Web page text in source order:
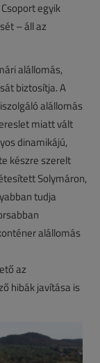
egyik
– áll az
alállomás,
biztosítja. A
alállomás
miatt vált
dinamikájú,
készre szerelt
Solymáron,
tudja
alállomás
az
hibák javítása is